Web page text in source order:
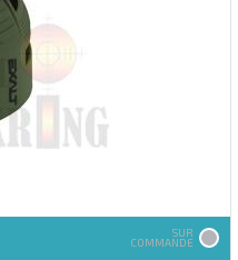
SUR
COMMANDE